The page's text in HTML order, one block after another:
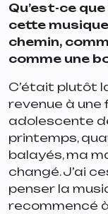
Qu’est-ce
cette
chemin,
comme une
C’était plutôt
revenue à une
adolescente
printemps,
balayés, ma
changé. J’ai
penser la
recommencé